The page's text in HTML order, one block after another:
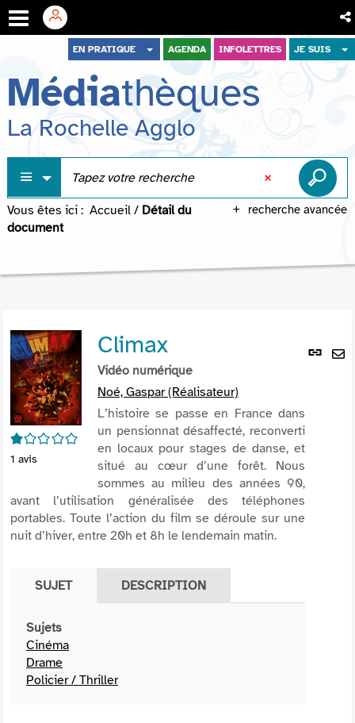
menu
contenu
recherche
EN PRATIQUE AGENDA INFOLETTRES JE SUIS
Médiathèques
La Rochelle Agglo
recherche avancée
Vous êtes ici : Accueil / Détail du
document
Lien
1/5
1 avis
Climax
Vidéo numérique
Noé, Gaspar (Réalisateur)
L’histoire se passe en France dans
un pensionnat désaffecté, reconverti
en locaux pour stages de danse, et
situé au cœur d’une forêt. Nous
sommes au milieu des années 90,
avant l’utilisation généralisée des téléphones
portables. Toute l’action du film se déroule sur une
nuit d’hiver, entre 20h et 8h le lendemain matin.
SUJET DESCRIPTION
Sujets
Cinéma
Drame
Policier / Thriller